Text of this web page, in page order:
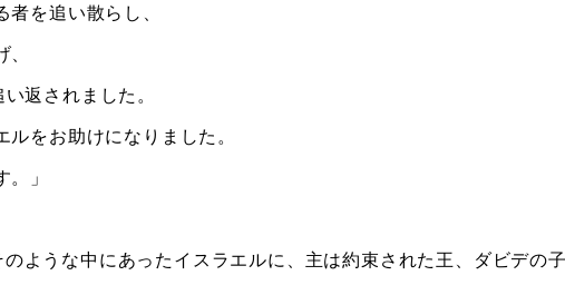
を追い散らし、
返されました。
をお助けになりました。
」
うな中にあったイスラエルに、主は約束された王、ダビデの